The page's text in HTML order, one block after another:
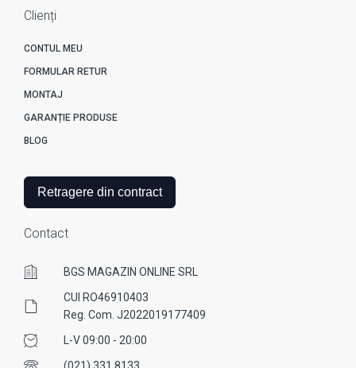
Clienți
CONTUL MEU
FORMULAR RETUR
MONTAJ
GARANȚIE PRODUSE
BLOG
Retragere din contract
Contact
BGS MAGAZIN ONLINE SRL
CUI RO46910403
Reg. Com. J2022019177409
L-V 09:00 - 20:00